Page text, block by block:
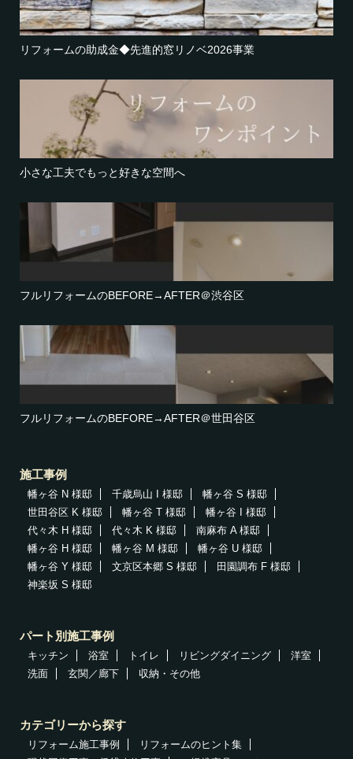
リフォームの助成金◆先進的窓リノベ2026事業
小さな工夫でもっと好きな空間へ
フルリフォームのBEFORE→AFTER＠渋谷区
フルリフォームのBEFORE→AFTER＠世田谷区
施工事例
幡ヶ谷 N 様邸 千歳烏山 I 様邸
幡ヶ谷 S 様邸
世田谷区 K 様邸
幡ヶ谷 T 様邸
幡ヶ谷 I 様邸
代々木 H 様邸
代々木 K 様邸
南麻布 A 様邸
幡ヶ谷 H 様邸
幡ヶ谷 M 様邸
幡ヶ谷 U 様邸
幡ヶ谷 Y 様邸
文京区本郷 S 様邸
田園調布 F 様邸
神楽坂 S 様邸
パート別施工事例
キッチン 浴室 トイレ リビングダイニング
洋室
洗面
玄関／廊下 収納・その他
カテゴリーから探す
リフォーム施工事例
リフォームのヒント集